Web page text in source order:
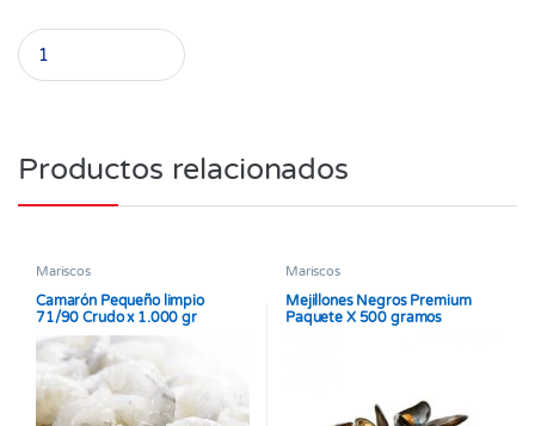
Anillos de Calamar Illex Premium paquete por 1000 gramos
Productos relacionados
Mariscos
Camarón Pequeño limpio
71/90 Crudo x 1.000 gr
Mariscos
Mejillones Negros Premium
Paquete X 500 gramos